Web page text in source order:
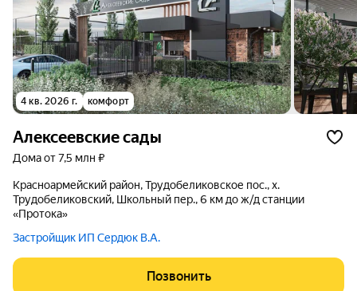
4 кв. 2026 г. комфорт
Алексеевские сады
дома от 7,5 млн ₽
Красноармейский район, Трудобеликовское пос., х.
Трудобеликовский, Школьный пер., 6 км до ж/д станции
«Протока»
Застройщик ИП Сердюк В.А.
Позвонить